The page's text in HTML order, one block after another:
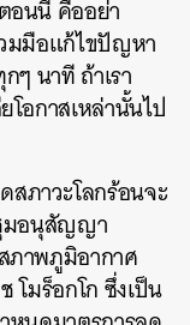
อนนี้ คืออย่า
มมือแก้ไขปัญหา
ๆ นาที ถ้าเรา
อกาสเหล่านั้นไป
สภาวะโลกร้อนจะ
มอนุสัญญา
ภาพภูมิอากาศ
โมร็อกโก ซึ่งเป็น